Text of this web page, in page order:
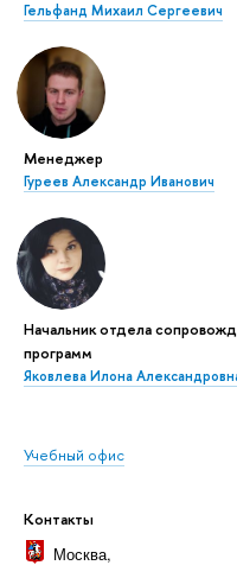
Гельфанд Михаил Сергеевич
Менеджер
Гуреев Александр Иванович
Начальник отдела
программ
Яковлева Илона
Учебный офис
Контакты
Москва,